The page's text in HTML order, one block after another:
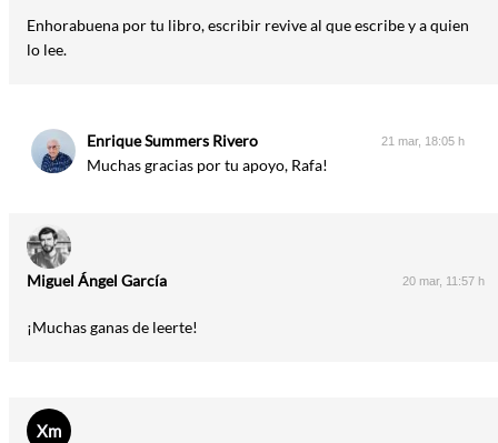
Enhorabuena por tu libro, escribir revive al que escribe y a quien
lo lee.
Enrique Summers Rivero 21 mar, 18:05 h
Muchas gracias por tu apoyo, Rafa!
Miguel Ángel García 20 mar, 11:57 h
¡Muchas ganas de leerte!
Xm